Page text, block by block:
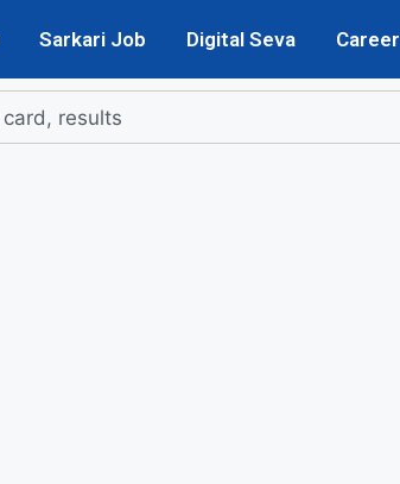
Sarkari Job Digital Seva Career